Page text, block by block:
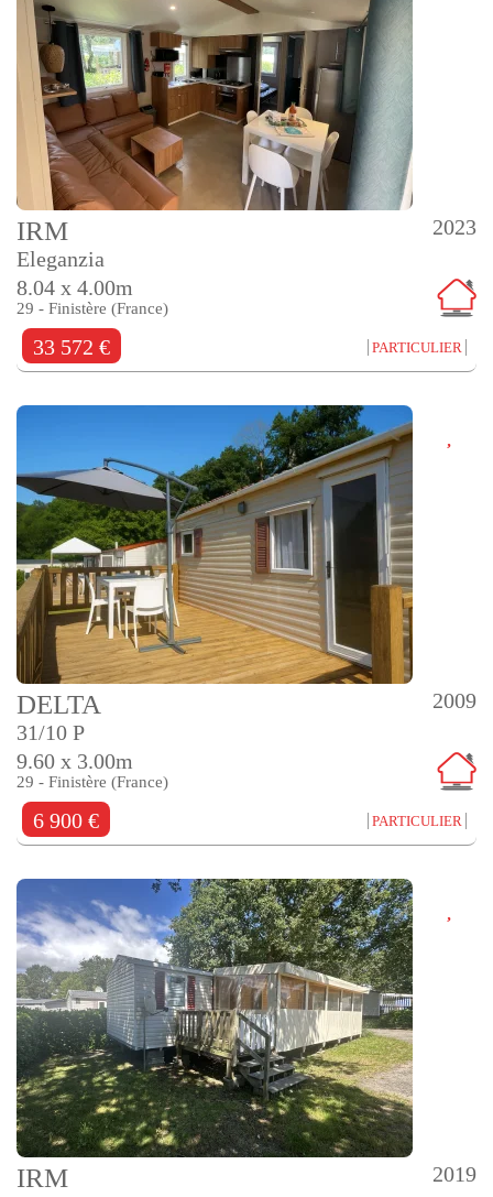
2023
IRM
Eleganzia
8.04 x 4.00m
29 - Finistère (France)
33 572 € PARTICULIER
2009
DELTA
31/10 P
9.60 x 3.00m
29 - Finistère (France)
6 900 € PARTICULIER
2019
IRM